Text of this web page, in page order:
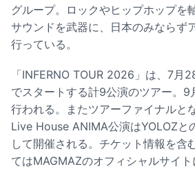
グループ。ロックやヒップホップを
サウンドを武器に、日本のみならず
行っている。
「INFERNO TOUR 2026」は、7月
でスタートする計9公演のツアー。9
行われる。またツアーファイナルと
Live House ANIMA公演はYOLOZと
して開催される。チケット情報を含
てはMAGMAZのオフィシャルサイト